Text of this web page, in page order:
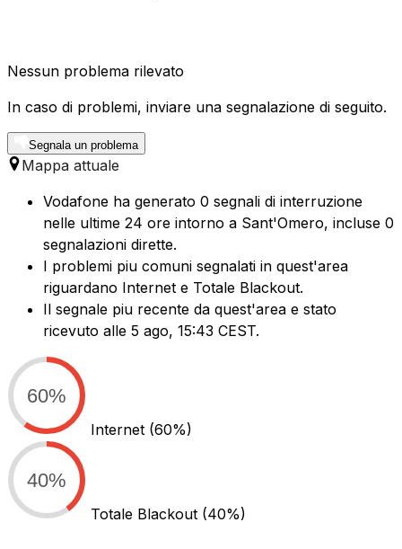
Nessun problema rilevato
In caso di problemi, inviare una segnalazione di seguito.
Segnala un problema
Mappa attuale
Vodafone ha generato 0 segnali di interruzione
nelle ultime 24 ore intorno a Sant'Omero, incluse 0
segnalazioni dirette.
I problemi piu comuni segnalati in quest'area
riguardano Internet e Totale Blackout.
Il segnale piu recente da quest'area e stato
ricevuto alle 5 ago, 15:43 CEST.
60%
Internet (60%)
40%
Totale Blackout (40%)